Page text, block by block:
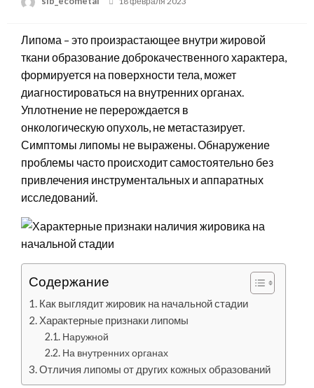
Липома – это произрастающее внутри жировой
ткани образование доброкачественного характера,
формируется на поверхности тела, может
диагностироваться на внутренних органах.
Уплотнение не перерождается в
онкологическую опухоль, не метастазирует.
Симптомы липомы не выражены. Обнаружение
проблемы часто происходит самостоятельно без
привлечения инструментальных и аппаратных
исследований.
Содержание
Как выглядит жировик на начальной стадии
Характерные признаки липомы
Наружной
На внутренних органах
Отличия липомы от других кожных образований